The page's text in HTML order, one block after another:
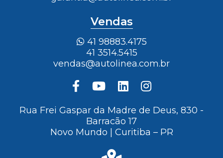
Vendas
41 98883.4175
41 3514.5415
vendas@autolinea.com.br
Rua Frei Gaspar da Madre de Deus, 830 -
Barracão 17
Novo Mundo | Curitiba – PR